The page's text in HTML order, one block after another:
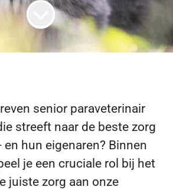
senior paraveterinair
streeft naar de beste zorg
en hun eigenaren? Binnen
je een cruciale rol bij het
juiste zorg aan onze